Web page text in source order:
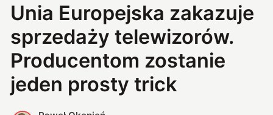
Unia Europejska zakazuje
sprzedaży telewizorów.
Producentom zostanie
jeden prosty trick